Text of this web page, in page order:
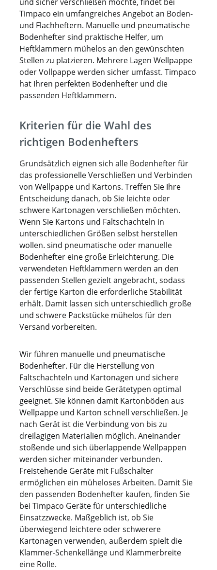
Timpaco ein umfangreiches Angebot an Boden-
und Flachheftern. Manuelle und pneumatische
Bodenhefter sind praktische Helfer, um
Heftklammern mühelos an den gewünschten
Stellen zu platzieren. Mehrere Lagen Wellpappe
oder Vollpappe werden sicher umfasst. Timpaco
hat Ihren perfekten Bodenhefter und die
passenden Heftklammern.
Kriterien für die Wahl des
richtigen Bodenhefters
Grundsätzlich eignen sich alle Bodenhefter für
das professionelle Verschließen und Verbinden
von Wellpappe und Kartons. Treffen Sie Ihre
Entscheidung danach, ob Sie leichte oder
schwere Kartonagen verschließen möchten.
Wenn Sie Kartons und Faltschachteln in
unterschiedlichen Größen selbst herstellen
wollen. sind pneumatische oder manuelle
Bodenhefter eine große Erleichterung. Die
verwendeten Heftklammern werden an den
passenden Stellen gezielt angebracht, sodass
der fertige Karton die erforderliche Stabilität
erhält. Damit lassen sich unterschiedlich große
und schwere Packstücke mühelos für den
Versand vorbereiten.
Wir führen manuelle und pneumatische
Bodenhefter. Für die Herstellung von
Faltschachteln und Kartonagen und sichere
Verschlüsse sind beide Gerätetypen optimal
geeignet. Sie können damit Kartonböden aus
Wellpappe und Karton schnell verschließen. Je
nach Gerät ist die Verbindung von bis zu
dreilagigen Materialien möglich. Aneinander
stoßende und sich überlappende Wellpappen
werden sicher miteinander verbunden.
Freistehende Geräte mit Fußschalter
ermöglichen ein müheloses Arbeiten. Damit Sie
den passenden Bodenhefter kaufen, finden Sie
bei Timpaco Geräte für unterschiedliche
Einsatzzwecke. Maßgeblich ist, ob Sie
überwiegend leichtere oder schwerere
Kartonagen verwenden, außerdem spielt die
Klammer-Schenkellänge und Klammerbreite
eine Rolle.